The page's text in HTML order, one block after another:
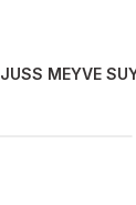
JUSS MEYVE